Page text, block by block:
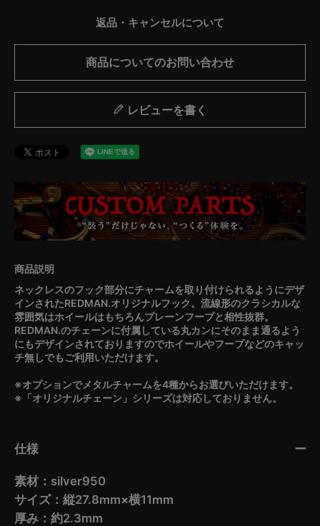
返品・キャンセルについて
商品についてのお問い合わせ
レビューを書く
ネックレスのフック部分にチャームを取り付けられるようにデザ
インされたREDMAN.オリジナルフック。流線形のクラシカルな
雰囲気はホイールはもちろんプレーンフープと相性抜群。
REDMAN.のチェーンに付属している丸カンにそのまま通るよう
にもデザインされておりますのでホイールやフープなどのキャッ
チ無しでもご利用いただけます。
※オプションでメタルチャームを4種からお選びいただけます。
※「オリジナルチェーン」シリーズは対応しておりません。
仕様
素材：silver950
サイズ：縦27.8mm×横11mm
厚み：約2.3mm